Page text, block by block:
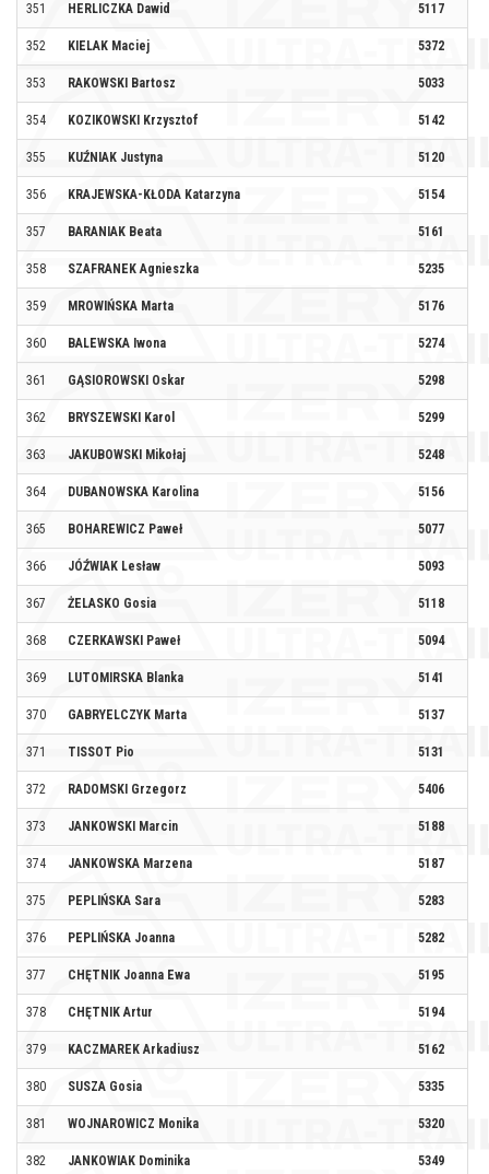
351 HERLICZKA Dawid 5117
352 KIELAK Maciej 5372
353 RAKOWSKI Bartosz 5033
354 KOZIKOWSKI Krzysztof 5142
355 KUŹNIAK Justyna 5120
356 KRAJEWSKA-KŁODA Katarzyna 5154
357 BARANIAK Beata 5161
358 SZAFRANEK Agnieszka 5235
359 MROWIŃSKA Marta 5176
360 BALEWSKA Iwona 5274
361 GĄSIOROWSKI Oskar 5298
362 BRYSZEWSKI Karol 5299
363 JAKUBOWSKI Mikołaj 5248
364 DUBANOWSKA Karolina 5156
365 BOHAREWICZ Paweł 5077
366 JÓŹWIAK Lesław 5093
367 ŻELASKO Gosia 5118
368 CZERKAWSKI Paweł 5094
369 LUTOMIRSKA Blanka 5141
370 GABRYELCZYK Marta 5137
371 TISSOT Pio 5131
372 RADOMSKI Grzegorz 5406
373 JANKOWSKI Marcin 5188
374 JANKOWSKA Marzena 5187
375 PEPLIŃSKA Sara 5283
376 PEPLIŃSKA Joanna 5282
377 CHĘTNIK Joanna Ewa 5195
378 CHĘTNIK Artur 5194
379 KACZMAREK Arkadiusz 5162
380 SUSZA Gosia 5335
381 WOJNAROWICZ Monika 5320
382 JANKOWIAK Dominika 5349